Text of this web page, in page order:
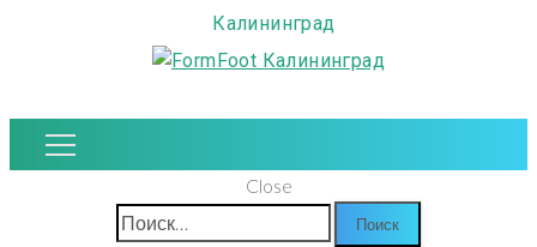
Калининград
Close
Найти: